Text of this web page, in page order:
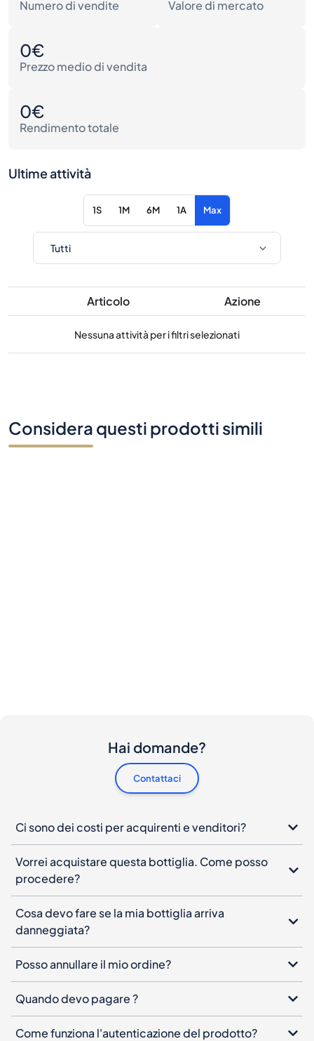
Numero di vendite Valore di mercato
0€
Prezzo medio di vendita
0€
Rendimento totale
Ultime attività
1S 1M 6M 1A Max
Articolo Azione
Nessuna attività per i filtri selezionati
Considera questi prodotti simili
Hai domande?
Contattaci
Ci sono dei costi per acquirenti e venditori?
Vorrei acquistare questa bottiglia. Come posso
procedere?
Cosa devo fare se la mia bottiglia arriva
danneggiata?
Posso annullare il mio ordine?
Quando devo pagare ?
Come funziona l'autenticazione del prodotto?